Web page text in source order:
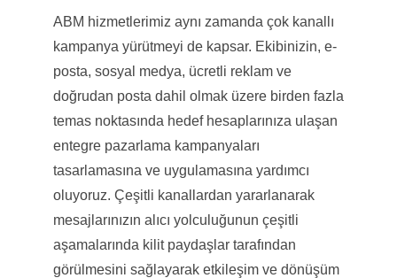
ABM hizmetlerimiz aynı zamanda çok kanallı
kampanya yürütmeyi de kapsar. Ekibinizin, e-
posta, sosyal medya, ücretli reklam ve
doğrudan posta dahil olmak üzere birden fazla
temas noktasında hedef hesaplarınıza ulaşan
entegre pazarlama kampanyaları
tasarlamasına ve uygulamasına yardımcı
oluyoruz. Çeşitli kanallardan yararlanarak
mesajlarınızın alıcı yolculuğunun çeşitli
aşamalarında kilit paydaşlar tarafından
görülmesini sağlayarak etkileşim ve dönüşüm